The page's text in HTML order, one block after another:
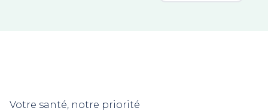
Ciel d'Azur Labs
Votre santé, notre priorité